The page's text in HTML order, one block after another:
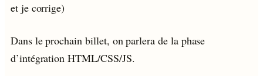
et je corrige)
Dans le prochain billet, on parlera de la phase
d’intégration HTML/CSS/JS.